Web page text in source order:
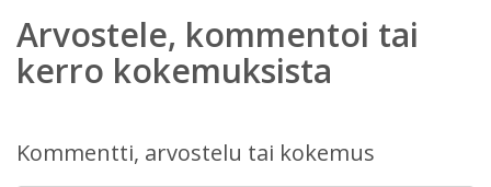
Arvostele, kommentoi tai
kerro kokemuksista
Kommentti, arvostelu tai kokemus